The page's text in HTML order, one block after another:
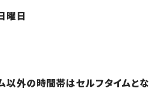
曜日
以外の時間帯はセルフタイムとな